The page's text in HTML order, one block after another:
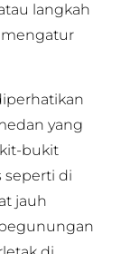
langkah
mengatur
yang
bukit
seperti di
jauh